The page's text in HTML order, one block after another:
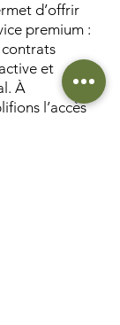
d’offrir
premium :
et
À
l’accès